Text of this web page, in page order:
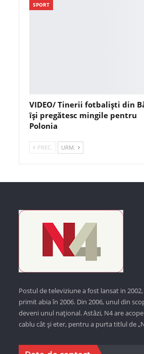
SPORT
VIDEO/ Tinerii fotbaliști din
își pregătesc mingile pentru
Polonia
PREC. URM.
Postul de televiziune a fost lansat in
primit abia în 2006. Din 2006, unul din
deveni unul național. Astăzi, N4 are
cablu cât și eter, pentru a purta titlul de